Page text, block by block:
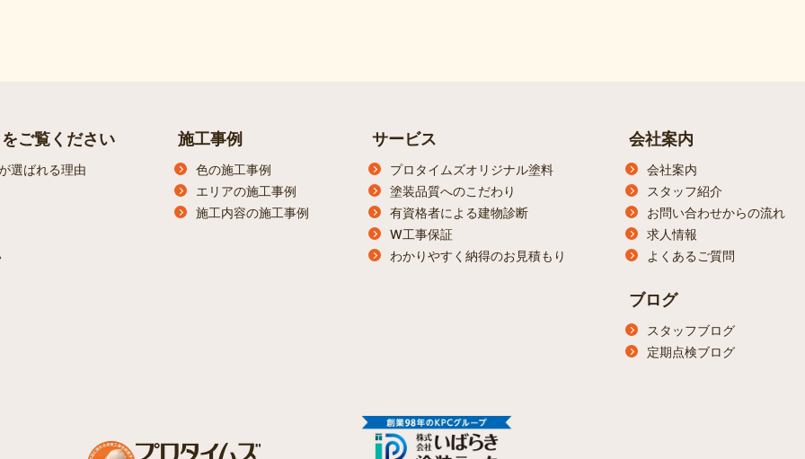
ご覧ください
選ばれる理由
施工事例
色の施工事例
エリアの施工事例
施工内容の施工事例
サービス
プロタイムズオリジナル塗料
塗装品質へのこだわり
有資格者による建物診断
W工事保証
わかりやすく納得のお見積もり
会社案内
会社案内
スタッフ紹介
お問い合わせからの流れ
求人情報
よくあるご質問
ブログ
スタッフブログ
定期点検ブログ